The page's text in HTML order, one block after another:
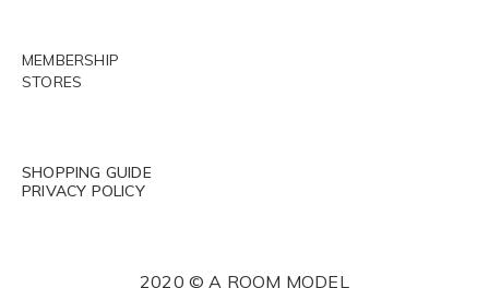
MEMBERSHIP
STORES
SHOPPING GUIDE
PRIVACY POLICY
2020 © A ROOM MODEL